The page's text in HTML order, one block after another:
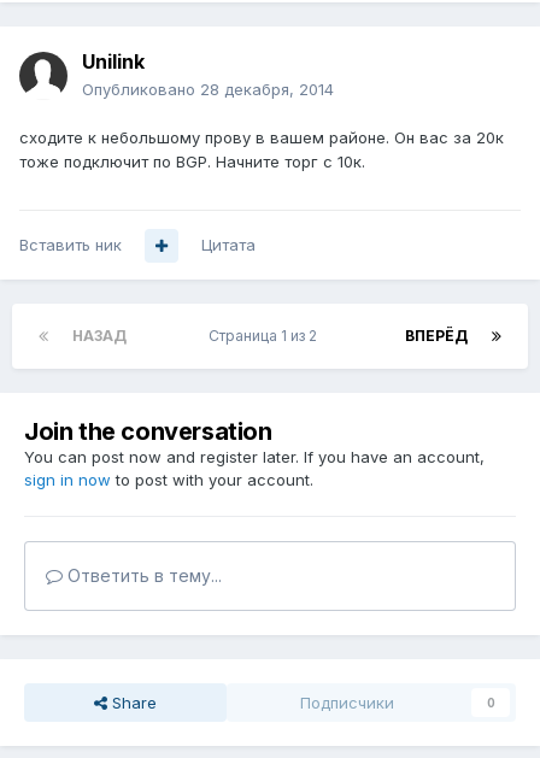
Unilink
Опубликовано 28 декабря, 2014
сходите к небольшому прову в вашем районе. Он вас за 20к
тоже подключит по BGP. Начните торг с 10к.
Вставить ник Цитата
НАЗАД ВПЕРЁД
Страница 1 из 2
Join the conversation
You can post now and register later. If you have an account,
sign in now to post with your account.
Ответить в тему...
Share Подписчики 0